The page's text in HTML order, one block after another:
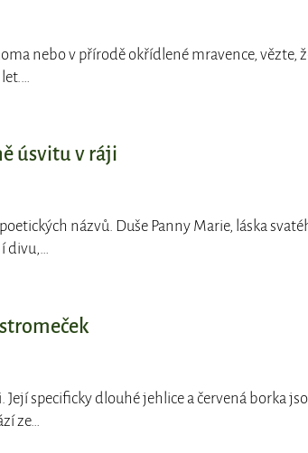
nebo v přírodě okřídlené mravence, vězte,
úsvitu v ráji
názvů. Duše Panny Marie, láska
divu,…
Její specificky dlouhé jehlice a červená borka
ze…